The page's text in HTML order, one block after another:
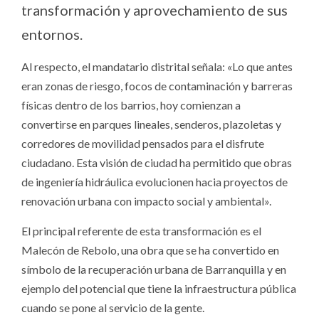
transformación y aprovechamiento de sus
entornos.
Al respecto, el mandatario distrital señala: «Lo que antes
eran zonas de riesgo, focos de contaminación y barreras
físicas dentro de los barrios, hoy comienzan a
convertirse en parques lineales, senderos, plazoletas y
corredores de movilidad pensados ​​para el disfrute
ciudadano. Esta visión de ciudad ha permitido que obras
de ingeniería hidráulica evolucionen hacia proyectos de
renovación urbana con impacto social y ambiental».
El principal referente de esta transformación es el
Malecón de Rebolo, una obra que se ha convertido en
símbolo de la recuperación urbana de Barranquilla y en
ejemplo del potencial que tiene la infraestructura pública
cuando se pone al servicio de la gente.